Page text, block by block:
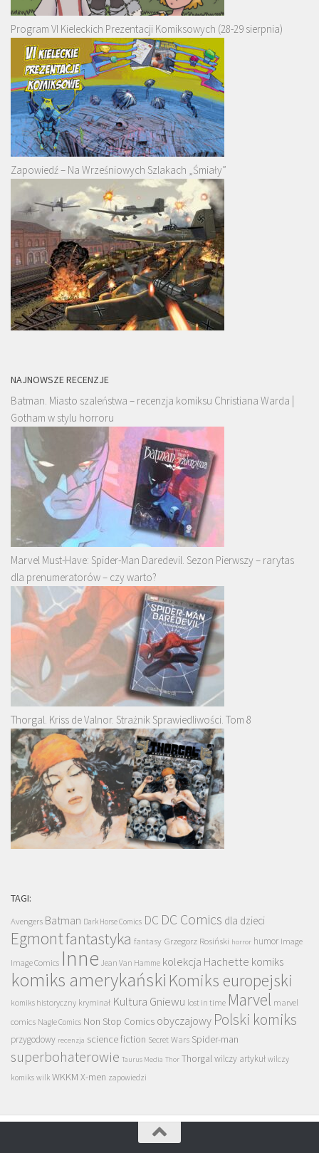
Program VI Kieleckich Prezentacji Komiksowych (28-29 sierpnia)
Zapowiedź – Na Wrześniowych Szlakach „Śmiały”
NAJNOWSZE RECENZJE
Batman. Miasto szaleństwa – recenzja komiksu Christiana Warda |
Gotham w stylu horroru
Marvel Must-Have: Spider-Man Daredevil. Sezon Pierwszy – rarytas
dla prenumeratorów – czy warto?
Thorgal. Kriss de Valnor. Strażnik Sprawiedliwości. Tom 8
TAGI:
Avengers Batman Dark Horse Comics DC DC Comics dla dzieci
Egmontfantastyka fantasy Grzegorz Rosiński horror humor Image
Image Comics Inne Jean Van Hamme kolekcja Hachette komiks
komiks amerykański Komiks europejski
komiks historyczny kryminał Kultura Gniewu lost in time Marvel marvel
comics Nagle Comics Non Stop Comics obyczajowy Polski komiks
przygodowy recenzja science fiction Secret Wars Spider-man
superbohaterowie Taurus Media Thor Thorgalwilczy artykuł wilczy
komiks wilk WKKM X-men zapowiedzi